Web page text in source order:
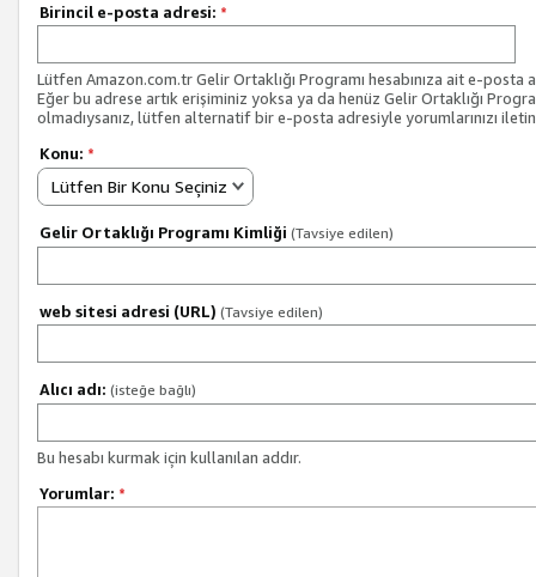
Birincil e-posta adresi: *
Lütfen Amazon.com.tr Gelir Ortaklığı Programı hesabınıza ait e-posta
Eğer bu adrese artık erişiminiz yoksa ya da henüz Gelir Ortaklığı
olmadıysanız, lütfen alternatif bir e-posta adresiyle yorumlarınızı
Konu: *
Lütfen Bir Konu Seçiniz
Gelir Ortaklığı Programı Kimliği (Tavsiye edilen)
web sitesi adresi (URL) (Tavsiye edilen)
Alıcı adı: (isteğe bağlı)
Bu hesabı kurmak için kullanılan addır.
Yorumlar: *